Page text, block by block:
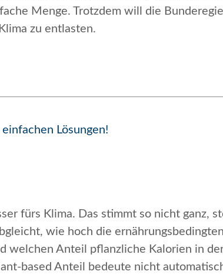
Menge. Trotzdem will die
zu entlasten.
Lösungen!
fürs Klima. Das stimmt so nicht ganz,
wie hoch die
welchen Anteil pflanzliche Kalorien in
based Anteil bedeute nicht